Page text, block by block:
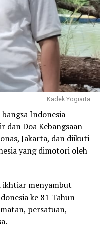
Koalisi Reforma
DPR RI atas
Pansus Reforma
dapat menyelesaikan
petani di
di DPR. Kami
hal-hal yang
penyerangan fisik
Kami juga sudah
DPR, dan berharap
Agraria.
Wakil Ketua DPR RI
Kadek Yogiarta
Indonesia
dan Doa Kebangsaan
Jakarta, dan diikuti
yang dimotori oleh
ikhtiar menyambut
ke 81 Tahun
persatuan,